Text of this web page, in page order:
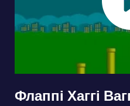
Флаппі Хаггі